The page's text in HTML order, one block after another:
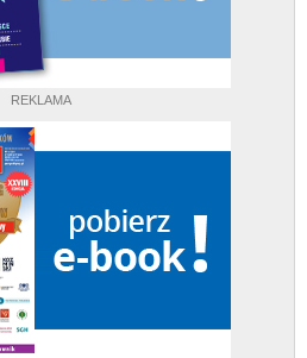
REKLAMA